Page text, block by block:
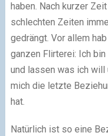
haben. Nach kurzer
schlechten Zeiten
gedrängt. Vor allem
ganzen Flirterei: Ich
und lassen was ich will
mich die letzte
hat.
Natürlich ist so eine